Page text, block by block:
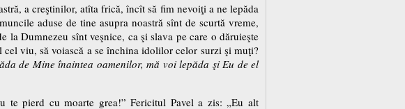
a creştinilor, atîta frică, încît să fim nevoiţi a ne lepăda
aduse de tine asupra noastră sînt de scurtă vreme,
la Dumnezeu sînt veşnice, ca şi slava pe care o dăruieşte
viu, să voiască a se închina idolilor celor surzi şi muţi?
de Mine înaintea oamenilor, mă voi lepăda şi Eu de el
te pierd cu moarte grea!” Fericitul Pavel a zis: „Eu alt